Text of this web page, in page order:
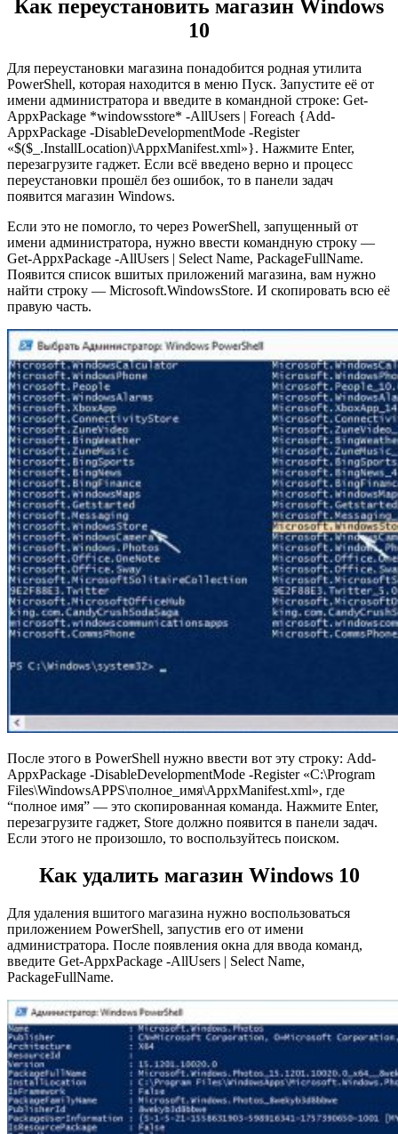
Как переустановить магазин Windows
10
Для переустановки магазина понадобится родная утилита
PowerShell, которая находится в меню Пуск. Запустите её от
имени администратора и введите в командной строке: Get-
AppxPackage *windowsstore* -AllUsers | Foreach {Add-
AppxPackage -DisableDevelopmentMode -Register
«$($_.InstallLocation)\AppxManifest.xml»}. Нажмите Enter,
перезагрузите гаджет. Если всё введено верно и процесс
переустановки прошёл без ошибок, то в панели задач
появится магазин Windows.
Если это не помогло, то через PowerShell, запущенный от
имени администратора, нужно ввести командную строку —
Get-AppxPackage -AllUsers | Select Name, PackageFullName.
Появится список вшитых приложений магазина, вам нужно
найти строку — Microsoft.WindowsStore. И скопировать всю её
правую часть.
После этого в PowerShell нужно ввести вот эту строку: Add-
AppxPackage -DisableDevelopmentMode -Register «C:\Program
Files\WindowsAPPS\полное_имя\AppxManifest.xml», где
“полное имя” — это скопированная команда. Нажмите Enter,
перезагрузите гаджет, Store должно появится в панели задач.
Если этого не произошло, то воспользуйтесь поиском.
Как удалить магазин Windows 10
Для удаления вшитого магазина нужно воспользоваться
приложением PowerShell, запустив его от имени
администратора. После появления окна для ввода команд,
введите Get-AppxPackage -AllUsers | Select Name,
PackageFullName.